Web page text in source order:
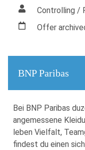
Controlling /
Offer
BNP Paribas
Bei BNP Paribas
angemessene
leben Vielfalt,
findest du einen